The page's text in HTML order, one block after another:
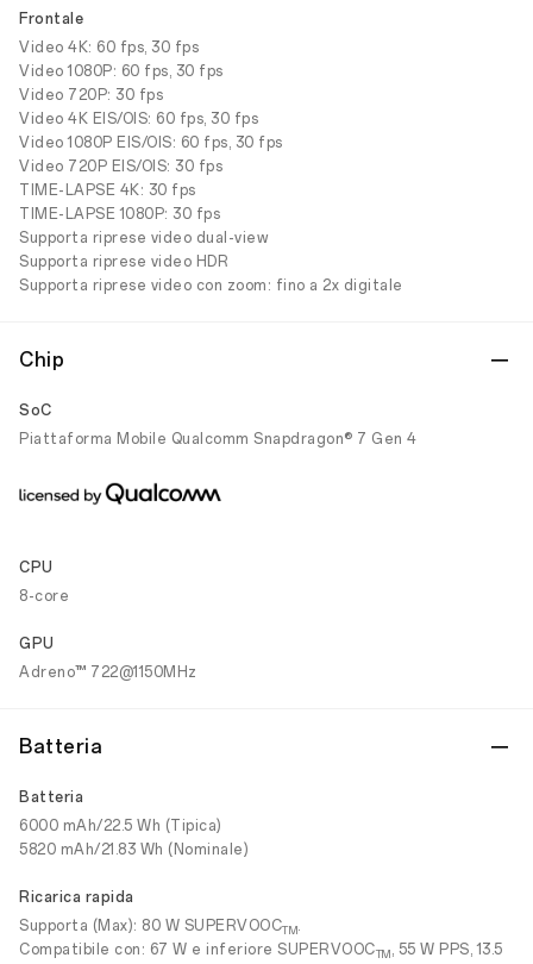
Frontale
Video 4K: 60 fps, 30 fps
Video 1080P: 60 fps, 30 fps
Video 720P: 30 fps
Video 4K EIS/OIS: 60 fps, 30 fps
Video 1080P EIS/OIS: 60 fps, 30 fps
Video 720P EIS/OIS: 30 fps
TIME-LAPSE 4K: 30 fps
TIME-LAPSE 1080P: 30 fps
Supporta riprese video dual-view
Supporta riprese video HDR
Supporta riprese video con zoom: fino a 2x digitale
Chip
SoC
Piattaforma Mobile Qualcomm Snapdragon® 7 Gen 4
CPU
8-core
GPU
Adreno™ 722@1150MHz
Batteria
Batteria
6000 mAh/22.5 Wh (Tipica)
5820 mAh/21.83 Wh (Nominale)
Ricarica rapida
Supporta (Max): 80 W SUPERVOOCTM.
Compatibile con: 67 W e inferiore SUPERVOOCTM, 55 W PPS, 13.5